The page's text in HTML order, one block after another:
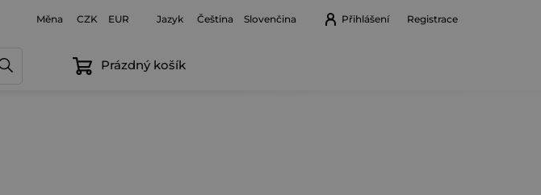
Měna CZK EUR Jazyk Čeština Slovenčina Přihlášení Registrace
Nákupní
Prázdný košík